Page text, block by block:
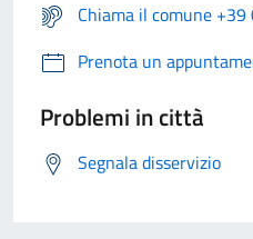
Chiama il comune
Prenota un
Problemi in città
Segnala disservizio